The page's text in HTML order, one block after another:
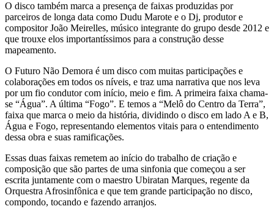
O disco também marca a presença de faixas produzidas por
parceiros de longa data como Dudu Marote e o Dj, produtor e
compositor João Meirelles, músico integrante do grupo desde 2012 e
que trouxe elos importantíssimos para a construção desse
mapeamento.
O Futuro Não Demora é um disco com muitas participações e
colaborações em todos os níveis, e traz uma narrativa que nos leva
por um fio condutor com início, meio e fim. A primeira faixa chama-
se “Água”. A última “Fogo”. E temos a “Melô do Centro da Terra”,
faixa que marca o meio da história, dividindo o disco em lado A e B,
Água e Fogo, representando elementos vitais para o entendimento
dessa obra e suas ramificações.
Essas duas faixas remetem ao início do trabalho de criação e
composição que são partes de uma sinfonia que começou a ser
escrita juntamente com o maestro Ubiratan Marques, regente da
Orquestra Afrosinfônica e que tem grande participação no disco,
compondo, tocando e fazendo arranjos.